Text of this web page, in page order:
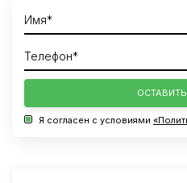
Я согласен с условиями